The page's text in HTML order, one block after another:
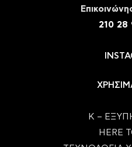
210 28
Κ –
HERE